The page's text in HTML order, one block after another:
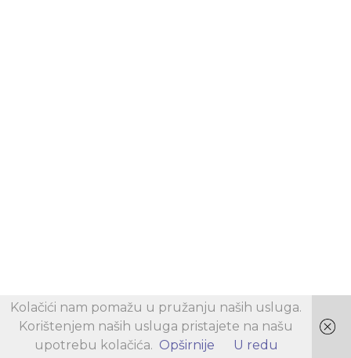
Kolačići nam pomažu u pružanju naših usluga.
Korištenjem naših usluga pristajete na našu
upotrebu kolačića. Opširnije U redu